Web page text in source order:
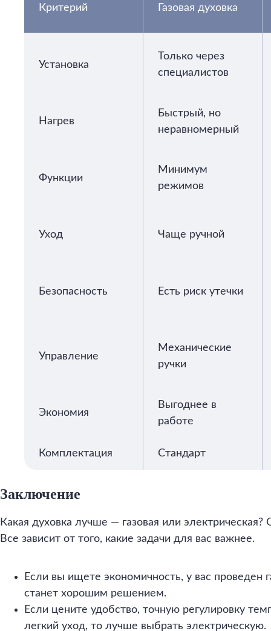
Критерий Газовая духовка
Установка
Только через
специалистов
Нагрев
Быстрый, но
неравномерный
Функции
Минимум
режимов
Уход Чаще ручной
Безопасность Есть риск утечки
Управление
Механические
ручки
Экономия
Выгоднее в
работе
Комплектация Стандарт
Заключение
Какая духовка лучше — газовая или электрическая?
Все зависит от того, какие задачи для вас важнее.
Если вы ищете экономичность, у вас проведен
станет хорошим решением.
Если цените удобство, точную регулировку
легкий уход, то лучше выбрать электрическую.